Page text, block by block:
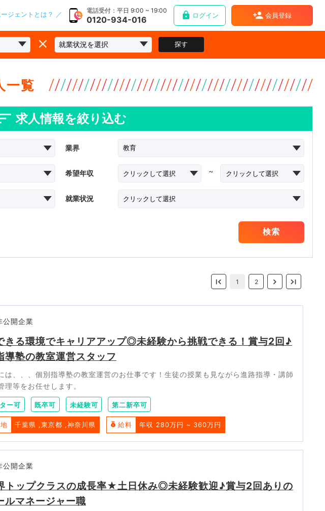
ジェントとは？ ／ 電話受付：平日 9:00 ~ 19:00
0120-934-016 ログイン 会員登録
探す
一覧
求人情報を絞り込む
業界
希望年収 ~
就業状況
検索
1 2
公開企業
きる環境でキャリアアップ◎未経験から挑戦できる！賞与2回♪
導塾の教室運営スタッフ
は、、、個別指導塾の教室運営のお仕事です！生徒の授業も見ながら進路指導・講師
理等をお任せします。
ー可 既卒可 未経験可 第二新卒可
千葉県 東京都 神奈川県 給料 年収 280万円 ~ 360万円
公開企業
トップクラスの成長率★土日休み◎未経験歓迎♪賞与2回ありの
ルマネージャー職